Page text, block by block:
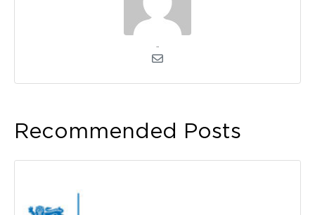
Recommended Posts